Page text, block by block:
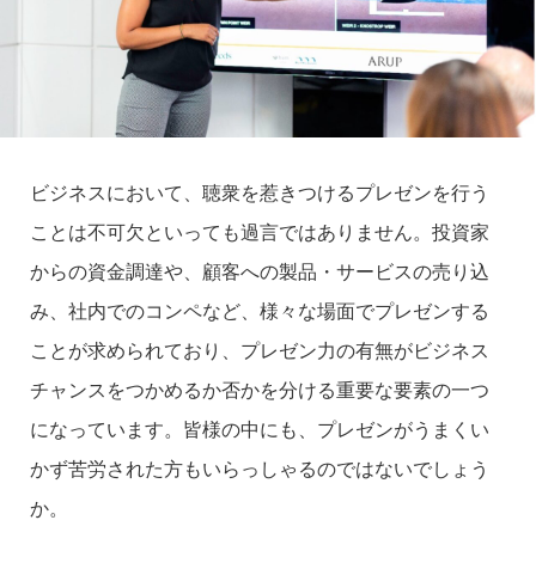
ビジネスにおいて、聴衆を惹きつけるプレゼンを行う
ことは不可欠といっても過言ではありません。投資家
からの資金調達や、顧客への製品・サービスの売り込
み、社内でのコンペなど、様々な場面でプレゼンする
ことが求められており、プレゼン力の有無がビジネス
チャンスをつかめるか否かを分ける重要な要素の一つ
になっています。皆様の中にも、プレゼンがうまくい
かず苦労された方もいらっしゃるのではないでしょう
か。